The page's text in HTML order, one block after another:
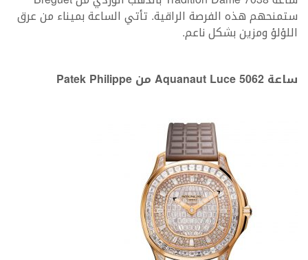
ستمنحهم هذه الفرصة الراقية. تأتي الساعة بميناء من عرق
اللؤلؤ ومزين بشكل ناعم.
ساعة Aquanaut Luce 5062 من Patek Philippe